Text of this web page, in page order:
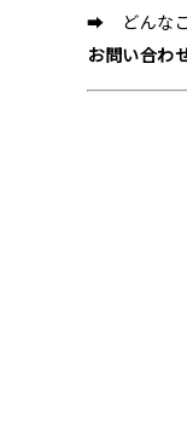
➡ どんなご
お問い合わ